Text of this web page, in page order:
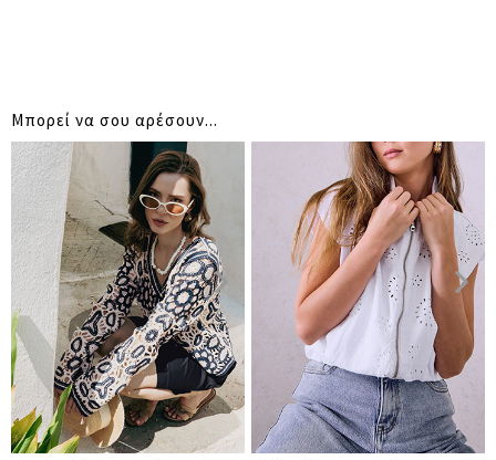
Μπορεί να σου αρέσουν...